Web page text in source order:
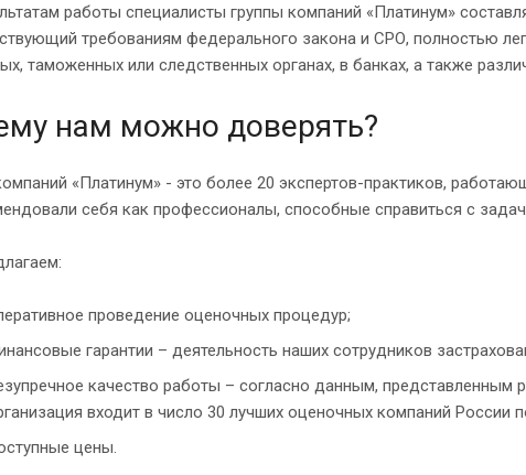
работы специалисты группы компаний «Платинум»
требованиям федерального закона и СРО, полностью
таможенных или следственных органах, в банках, а также
нам можно доверять?
«Платинум» - это более 20 экспертов-практиков,
себя как профессионалы, способные справиться с
проведение оценочных процедур;
гарантии – деятельность наших сотрудников
качество работы – согласно данным, представленным
входит в число 30 лучших оценочных компаний России
цены.